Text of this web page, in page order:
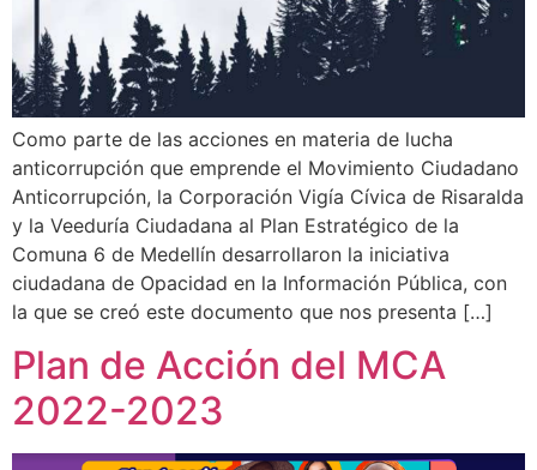
Como parte de las acciones en materia de lucha
anticorrupción que emprende el Movimiento Ciudadano
Anticorrupción, la Corporación Vigía Cívica de Risaralda
y la Veeduría Ciudadana al Plan Estratégico de la
Comuna 6 de Medellín desarrollaron la iniciativa
ciudadana de Opacidad en la Información Pública, con
la que se creó este documento que nos presenta […]
Plan de Acción del MCA
2022-2023